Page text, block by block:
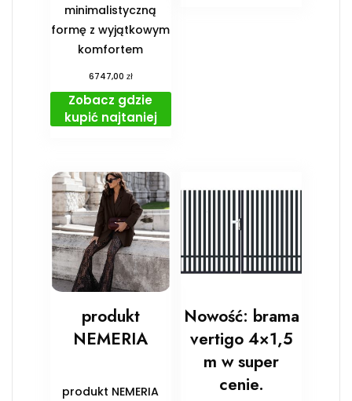
minimalistyczną
formę z wyjątkowym
komfortem
6747,00 zł
Zobacz gdzie
kupić najtaniej
produkt
NEMERIA
produkt NEMERIA
Nowość: brama
vertigo 4×1,5
m w super
cenie.